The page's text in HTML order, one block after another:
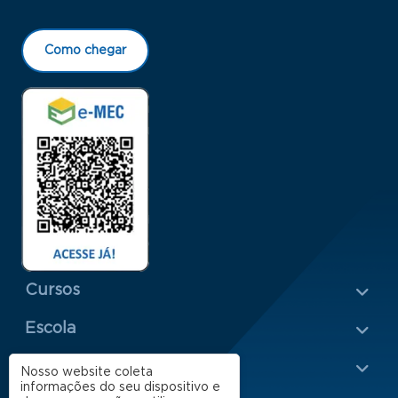
Como chegar
Menu Rodapé 1
Cursos
Escola
Rodapé 2
Apoio
Nosso website coleta
informações do seu dispositivo e